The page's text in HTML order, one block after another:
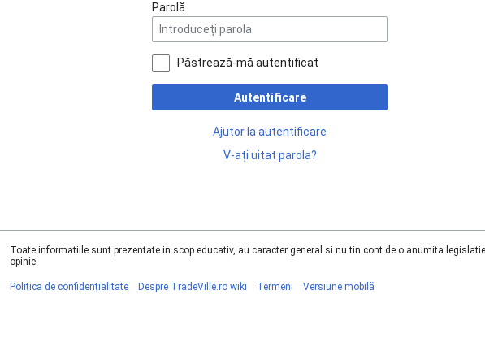
Parolă
Păstrează-mă autentificat
Autentificare
Ajutor la autentificare
V-ați uitat parola?
Toate informatiile sunt prezentate in scop educativ, au caracter general si nu tin cont de o anumita
opinie.
Politica de confidențialitate Despre TradeVille.ro wiki Termeni Versiune mobilă